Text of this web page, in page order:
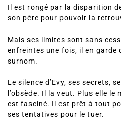
Il est rongé par la disparition
son père pour pouvoir la
Mais ses limites sont sans
enfreintes une fois, il en garde
surnom.
Le silence d’Evy, ses secrets,
l’obsède. Il la veut. Plus elle
est fasciné. Il est prêt à tout
ses tentatives pour le tuer.